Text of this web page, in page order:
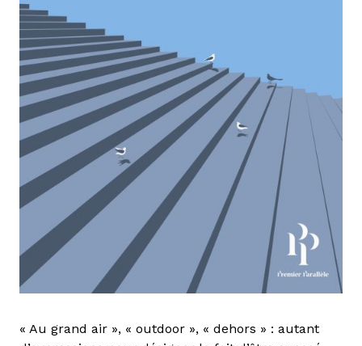
« Au grand air », « outdoor », « dehors » : autant